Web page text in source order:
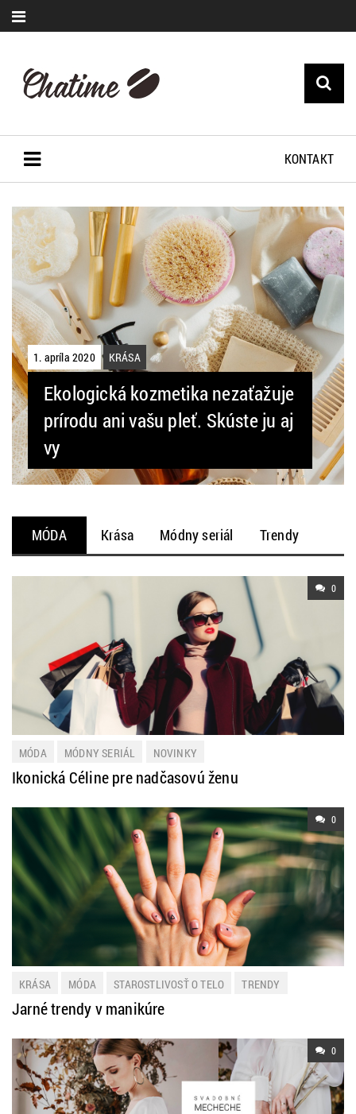
KONTAKT
1. apríla 2020 KRÁSA
Ekologická kozmetika nezaťažuje
prírodu ani vašu pleť. Skúste ju aj
vy
MÓDA Krása Módny seriál Trendy
0
Ikonická Céline pre nadčasovú ženu
MÓDA MÓDNY SERIÁL NOVINKY
0
Jarné trendy v manikúre
KRÁSA MÓDA STAROSTLIVOSŤ O TELO TRENDY
0